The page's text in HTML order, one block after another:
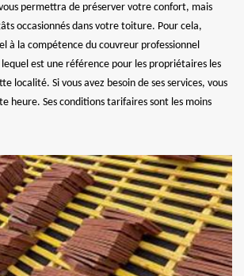
permettra de préserver votre confort, mais
occasionnés dans votre toiture. Pour cela,
à la compétence du couvreur professionnel
est une référence pour les propriétaires les
localité. Si vous avez besoin de ses services, vous
heure. Ses conditions tarifaires sont les moins